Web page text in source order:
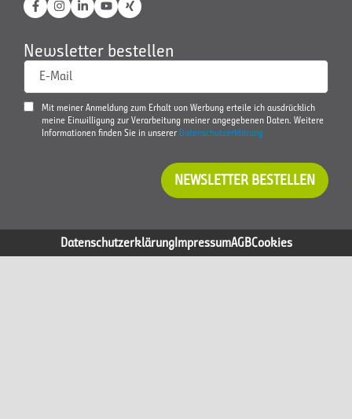
Newsletter bestellen
E-Mail
Mit meiner Anmeldung zum Erhalt von Werbung erteile ich ausdrücklich
meine Einwilligung zur Verarbeitung meiner angegebenen Daten. Weitere
Informationen finden Sie in unserer Datenschutzerklärung
NEWSLETTER BESTELLEN
DatenschutzerklärungImpressumAGBCookies